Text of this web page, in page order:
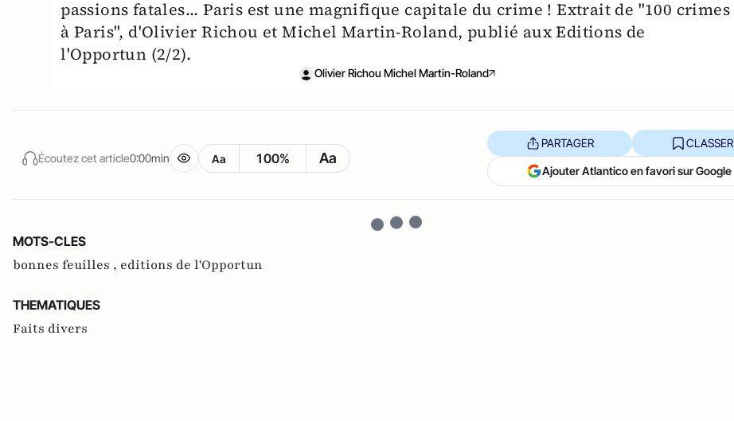
passions fatales... Paris est une magnifique capitale du crime ! Extrait de "100 crimes
à Paris", d'Olivier Richou et Michel Martin-Roland, publié aux Editions de
l'Opportun (2/2).
Olivier Richou Michel Martin-Roland
Écoutez cet article0:00min Aa 100% Aa
PARTAGER CLASSER
Ajouter Atlantico en favori sur Google
MOTS-CLES
bonnes feuilles , editions de l'Opportun
THEMATIQUES
Faits divers